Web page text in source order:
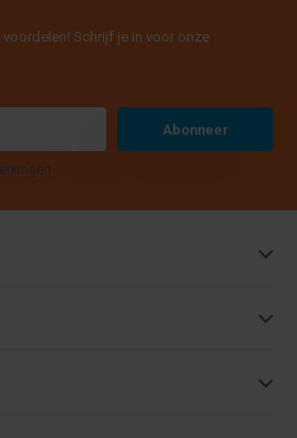
Schrijf je in voor onze
Abonneer